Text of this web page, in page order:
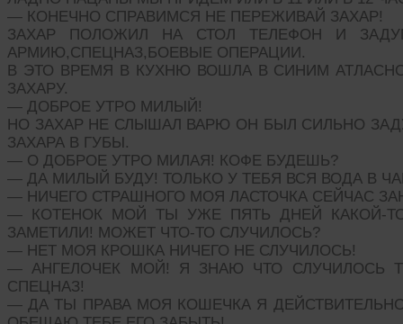
— КОНЕЧНО СПРАВИМСЯ НЕ ПЕРЕЖИВАЙ ЗАХАР!
ЗАХАР ПОЛОЖИЛ НА СТОЛ ТЕЛЕФОН И
АРМИЮ,СПЕЦНАЗ,БОЕВЫЕ ОПЕРАЦИИ.
В ЭТО ВРЕМЯ В КУХНЮ ВОШЛА В СИНИМ
ЗАХАРУ.
— ДОБРОЕ УТРО МИЛЫЙ!
НО ЗАХАР НЕ СЛЫШАЛ ВАРЮ ОН БЫЛ СИЛЬНО
ЗАХАРА В ГУБЫ.
— О ДОБРОЕ УТРО МИЛАЯ! КОФЕ БУДЕШЬ?
— ДА МИЛЫЙ БУДУ! ТОЛЬКО У ТЕБЯ ВСЯ ВОДА В
— НИЧЕГО СТРАШНОГО МОЯ ЛАСТОЧКА СЕЙЧАС
— КОТЕНОК МОЙ ТЫ УЖЕ ПЯТЬ ДНЕЙ КАКОЙ-
ЗАМЕТИЛИ! МОЖЕТ ЧТО-ТО СЛУЧИЛОСЬ?
— НЕТ МОЯ КРОШКА НИЧЕГО НЕ СЛУЧИЛОСЬ!
— АНГЕЛОЧЕК МОЙ! Я ЗНАЮ ЧТО СЛУЧИЛОСЬ
СПЕЦНАЗ!
— ДА ТЫ ПРАВА МОЯ КОШЕЧКА Я